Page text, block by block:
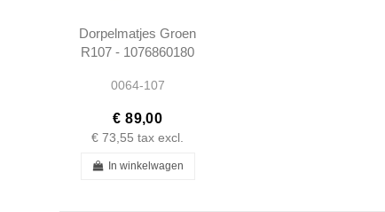
Dorpelmatjes Groen
R107 - 1076860180
0064-107
€ 89,00
€ 73,55 tax excl.
In winkelwagen